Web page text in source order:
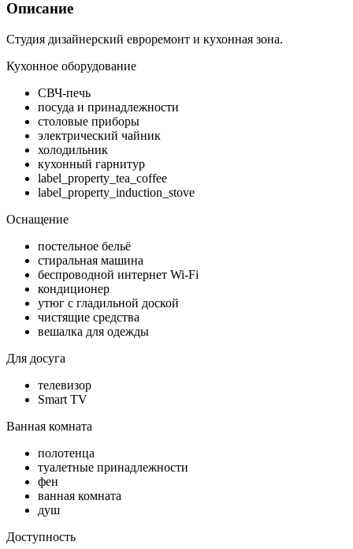
Описание
Студия дизайнерский евроремонт и кухонная зона.
Кухонное оборудование
СВЧ-печь
посуда и принадлежности
столовые приборы
электрический чайник
холодильник
кухонный гарнитур
label_property_tea_coffee
label_property_induction_stove
Оснащение
постельное бельё
стиральная машина
беспроводной интернет Wi-Fi
кондиционер
утюг с гладильной доской
чистящие средства
вешалка для одежды
Для досуга
телевизор
Smart TV
Ванная комната
полотенца
туалетные принадлежности
фен
ванная комната
душ
Доступность